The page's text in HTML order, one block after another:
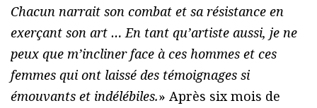
Chacun narrait son combat et sa résistance en
exerçant son art … En tant qu’artiste aussi, je ne
peux que m’incliner face à ces hommes et ces
femmes qui ont laissé des témoignages si
émouvants et indélébiles.» Après six mois de